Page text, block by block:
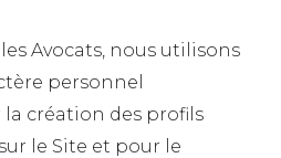
Avocats, nous utilisons
personnel
création des profils
le Site et pour le